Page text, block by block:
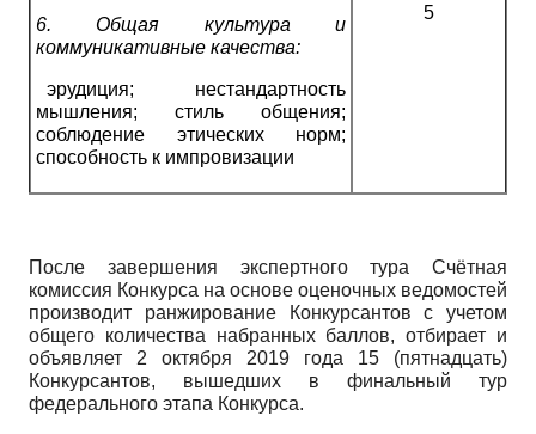
6.Общая культура и
коммуникативные качества:
эрудиция; нестандартность
мышления; стиль общения;
соблюдение этических норм;
способность к импровизации
5
После завершения экспертного тура Счётная
комиссия Конкурса на основе оценочных ведомостей
производит ранжирование Конкурсантов с учетом
общего количества набранных баллов, отбирает и
объявляет 2 октября 2019 года 15 (пятнадцать)
Конкурсантов, вышедших в финальный тур
федерального этапа Конкурса.